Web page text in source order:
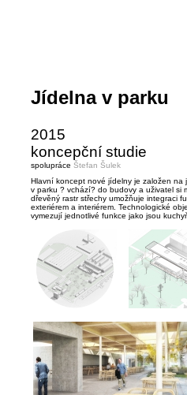
Jídelna v parku
2015
koncepční studie
spolupráce Štefan Šulek
Hlavní koncept nové jídelny je založen
v parku ? vchází? do budovy a uživatel si
dřevěný rastr střechy umožňuje integraci
exteriérem a interiérem. Technologické
vymezují jednotlivé funkce jako jsou